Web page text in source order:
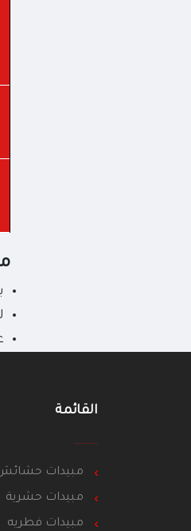
القائمة
مبيدات
مبيدات حشرية
مبيدات فطريه